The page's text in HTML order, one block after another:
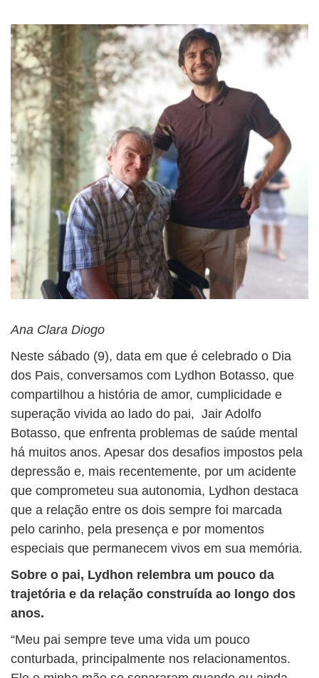
Ana Clara Diogo
Neste sábado (9), data em que é celebrado o Dia
dos Pais, conversamos com Lydhon Botasso, que
compartilhou a história de amor, cumplicidade e
superação vivida ao lado do pai, Jair Adolfo
Botasso, que enfrenta problemas de saúde mental
há muitos anos. Apesar dos desafios impostos pela
depressão e, mais recentemente, por um acidente
que comprometeu sua autonomia, Lydhon destaca
que a relação entre os dois sempre foi marcada
pelo carinho, pela presença e por momentos
especiais que permanecem vivos em sua memória.
Sobre o pai, Lydhon relembra um pouco da
trajetória e da relação construída ao longo dos
anos.
“Meu pai sempre teve uma vida um pouco
conturbada, principalmente nos relacionamentos.